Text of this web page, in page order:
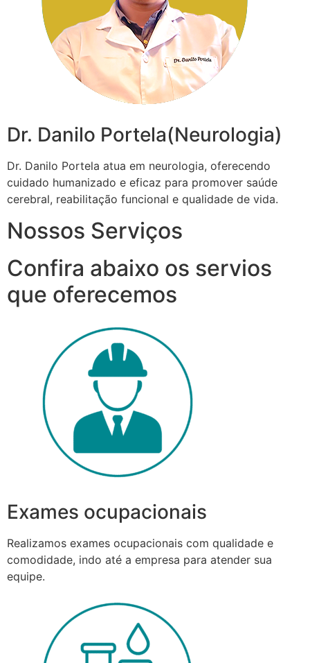
Dr. Danilo Portela(Neurologia)
Dr. Danilo Portela atua em neurologia, oferecendo
cuidado humanizado e eficaz para promover saúde
cerebral, reabilitação funcional e qualidade de vida.
Nossos Serviços
Confira abaixo os servios
que oferecemos
Exames ocupacionais
Realizamos exames ocupacionais com qualidade e
comodidade, indo até a empresa para atender sua
equipe.